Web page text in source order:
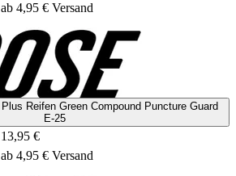
ab 4,95 € Versand
Reifen Green Compound Puncture Guard
E-25
13,95 €
ab 4,95 € Versand